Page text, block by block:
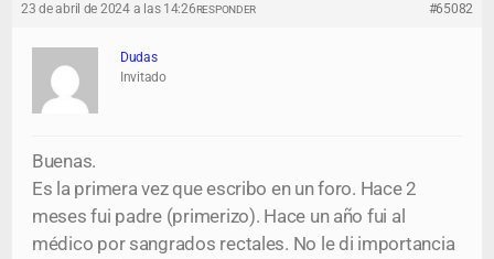
23 de abril de 2024 a las 14:26 #65082
RESPONDER
Dudas
Invitado
Buenas.
Es la primera vez que escribo en un foro. Hace 2
meses fui padre (primerizo). Hace un año fui al
médico por sangrados rectales. No le di importancia